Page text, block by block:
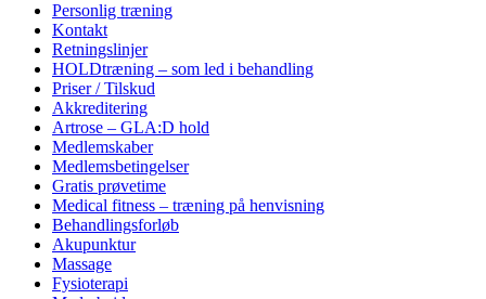
Personlig træning
Kontakt
Retningslinjer
HOLDtræning – som led i behandling
Priser / Tilskud
Akkreditering
Artrose – GLA:D hold
Medlemskaber
Medlemsbetingelser
Gratis prøvetime
Medical fitness – træning på henvisning
Behandlingsforløb
Akupunktur
Massage
Fysioterapi